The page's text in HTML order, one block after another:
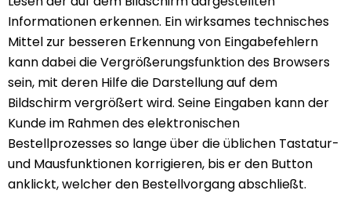
Informationen erkennen. Ein wirksames technisches
Mittel zur besseren Erkennung von Eingabefehlern
kann dabei die Vergrößerungsfunktion des Browsers
sein, mit deren Hilfe die Darstellung auf dem
Bildschirm vergrößert wird. Seine Eingaben kann der
Kunde im Rahmen des elektronischen
Bestellprozesses so lange über die üblichen Tastatur-
und Mausfunktionen korrigieren, bis er den Button
anklickt, welcher den Bestellvorgang abschließt.